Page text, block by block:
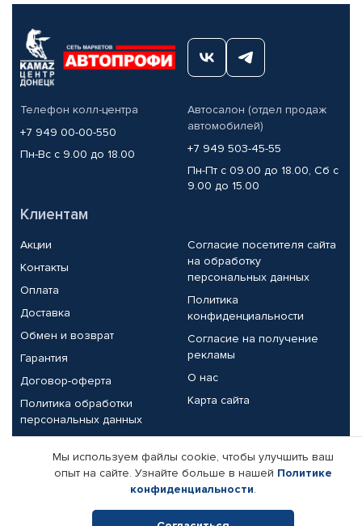
Телефон колл-центра
+7 949 00-00-550
Пн-Вс с 9.00 до 18.00
Автосалон (отдел продаж
автомобилей)
+7 949 503-45-55
Пн-Пт с 09.00 до 18.00, Сб с
9.00 до 15.00
Клиентам
Акции
Контакты
Оплата
Доставка
Обмен и возврат
Гарантия
Договор-оферта
Политика обработки
персональных данных
Согласие посетителя сайта
на обработку
персональных данных
Политика
конфиденциальности
Согласие на получение
рекламы
О нас
Карта сайта
Партнерам
Корпоративным клиентам
Поставщикам
Реквизиты компании
Мы используем файлы cookie, чтобы улучшить ваш
опыт на сайте. Узнайте больше в нашей Политике
конфиденциальности.